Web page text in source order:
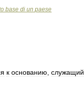
base di un paese
к основанию служащий